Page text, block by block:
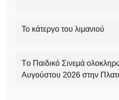
Το κάτεργο του λιμανιού
Tο Παιδικό Σινεμά
Αυγούστου 2026 στην